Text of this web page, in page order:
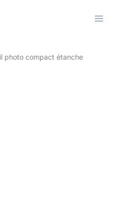
photo compact étanche